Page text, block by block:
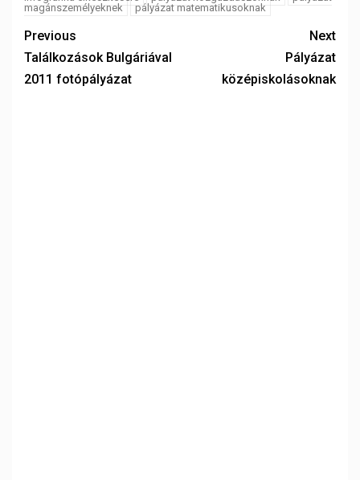
magánszemélyeknek
pályázat matematikusoknak
Previous
Találkozások Bulgáriával
2011 fotópályázat
Next
Pályázat
középiskolásoknak